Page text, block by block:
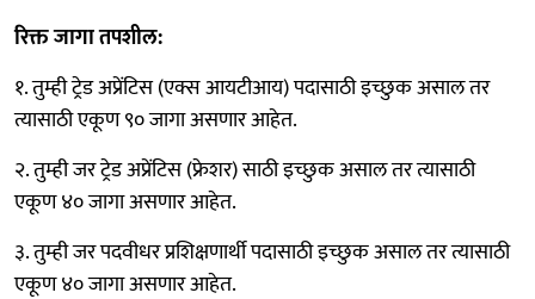
रिक्त जागा तपशील:
१. तुम्ही ट्रेड अप्रेंटिस (एक्स आयटीआय) पदासाठी इच्छुक असाल तर
त्यासाठी एकूण ९० जागा असणार आहेत.
२. तुम्ही जर ट्रेड अप्रेंटिस (फ्रेशर) साठी इच्छुक असाल तर त्यासाठी
एकूण ४० जागा असणार आहेत.
३. तुम्ही जर पदवीधर प्रशिक्षणार्थी पदासाठी इच्छुक असाल तर त्यासाठी
एकूण ४० जागा असणार आहेत.